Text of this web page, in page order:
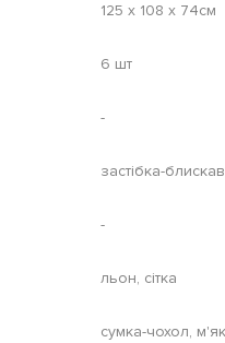
125 х 108 х 74см
6 шт
-
застібка-
-
льон, сітка
сумка-чохол,